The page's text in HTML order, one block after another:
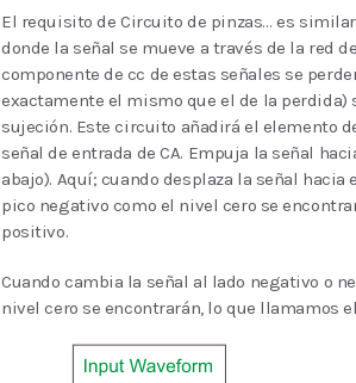
El requisito de Circuito de pinzas… es
donde la señal se mueve a través de la red
componente de cc de estas señales se
exactamente el mismo que el de la
sujeción. Este circuito añadirá el elemento
señal de entrada de CA. Empuja la señal
abajo). Aquí; cuando desplaza la señal
pico negativo como el nivel cero se
positivo.
Cuando cambia la señal al lado negativo o
nivel cero se encontrarán, lo que llamamos